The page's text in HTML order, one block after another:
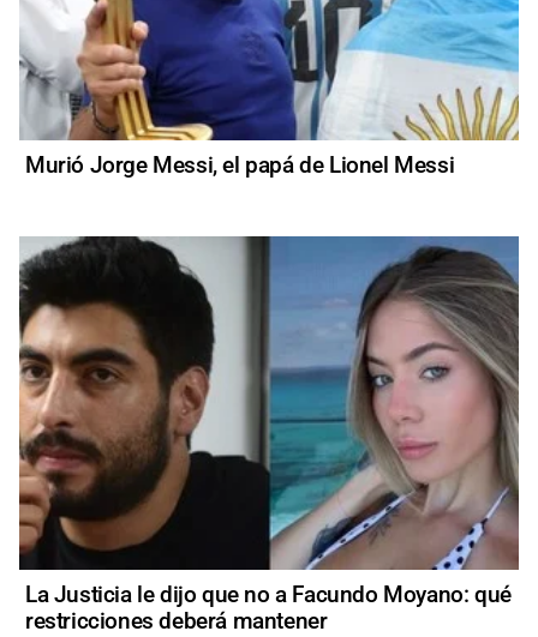
Murió Jorge Messi, el papá de Lionel Messi
La Justicia le dijo que no a Facundo Moyano: qué
restricciones deberá mantener